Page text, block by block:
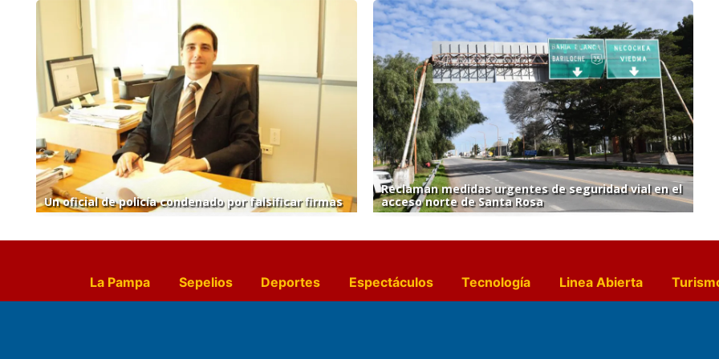
Un oficial de policía condenado por falsificar firmas
Reclaman medidas urgentes de seguridad vial en el
acceso norte de Santa Rosa
La Pampa Sepelios Deportes Espectáculos Tecnología Linea Abierta